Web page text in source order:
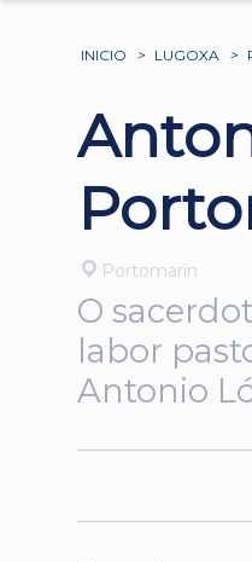
INICIO > LUGOXA >
Portomarín
O
labor
Antonio